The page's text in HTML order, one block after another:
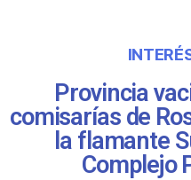
Provincia
comisarías de
la flamante
Complejo